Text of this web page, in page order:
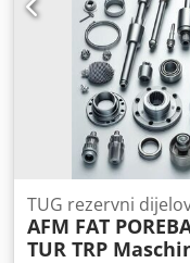
TUG rezervni
AFM FAT
TUR TRP